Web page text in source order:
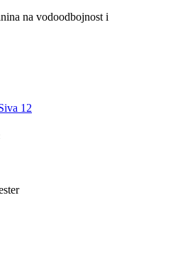
na vodoodbojnost i